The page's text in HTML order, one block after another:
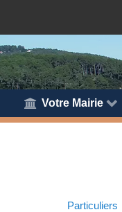
Votre Mairie
Particuliers